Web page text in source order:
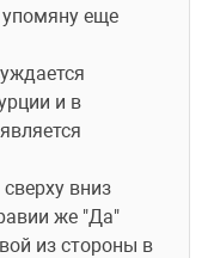
еще
и в
вниз
же "Да"
из стороны в